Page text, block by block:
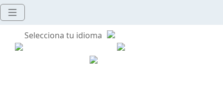
Selecciona tu idioma